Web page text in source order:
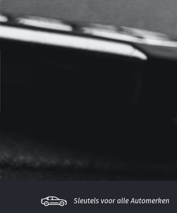
Sleutels voor alle Automerken